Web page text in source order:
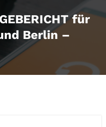
für
Berlin –